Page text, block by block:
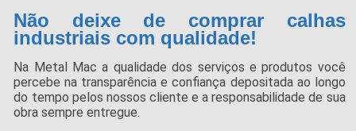
Não deixe de comprar calhas
industriais com qualidade!
Na Metal Mac a qualidade dos serviços e produtos você
percebe na transparência e confiança depositada ao longo
do tempo pelos nossos cliente e a responsabilidade de sua
obra sempre entregue.